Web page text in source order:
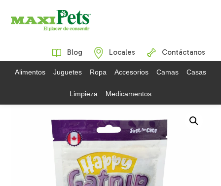
Blog Locales Contáctanos
Alimentos Juguetes Ropa Accesorios Camas Casas
Limpieza Medicamentos